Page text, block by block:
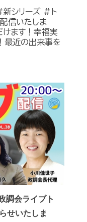
シリーズ #ト
信いたしま
けます！幸福実
最近の出来事を
調会ライブト
せいたしま